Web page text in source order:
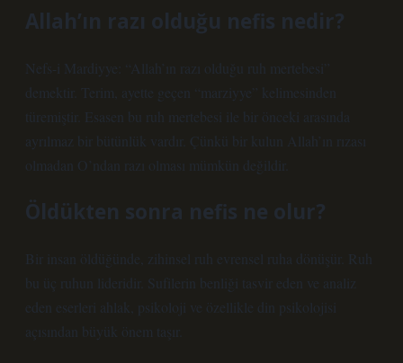
Allah’ın razı olduğu nefis nedir?
Nefs-i Mardiyye: “Allah’ın razı olduğu ruh mertebesi”
demektir. Terim, ayette geçen “marziyye” kelimesinden
türemiştir. Esasen bu ruh mertebesi ile bir önceki arasında
ayrılmaz bir bütünlük vardır. Çünkü bir kulun Allah’ın rızası
olmadan O’ndan razı olması mümkün değildir.
Öldükten sonra nefis ne olur?
Bir insan öldüğünde, zihinsel ruh evrensel ruha dönüşür. Ruh
bu üç ruhun lideridir. Sufilerin benliği tasvir eden ve analiz
eden eserleri ahlak, psikoloji ve özellikle din psikolojisi
açısından büyük önem taşır.